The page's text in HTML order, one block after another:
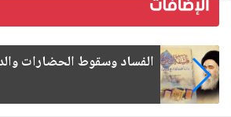
رواتب الموظفين على صفيح